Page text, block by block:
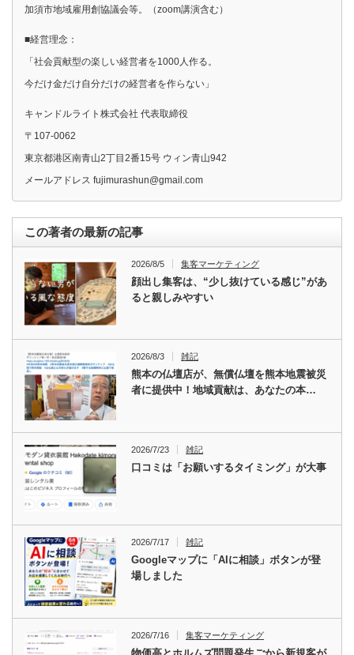
加須市地域雇用創協議会等。（zoom講演含む）
■経営理念：
「社会貢献型の楽しい経営者を1000人作る。
今だけ金だけ自分だけの経営者を作らない」
キャンドルライト株式会社 代表取締役
〒107-0062
東京都港区南青山2丁目2番15号 ウィン青山942
メールアドレス fujimurashun@gmail.com
この著者の最新の記事
2026/8/5 集客マーケティング
顔出し集客は、“少し抜けている感じ”があ
ると親しみやすい
2026/8/3 雑記
熊本の仏壇店が、無償仏壇を熊本地震被災
者に提供中！地域貢献は、あなたの本…
2026/7/23 雑記
口コミは「お願いするタイミング」が大事
2026/7/17 雑記
Googleマップに「AIに相談」ボタンが登
場しました
2026/7/16 集客マーケティング